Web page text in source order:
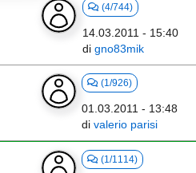
(4/744)
14.03.2011 - 15:40
di gno83mik
(1/926)
01.03.2011 - 13:48
di valerio parisi
(1/1114)